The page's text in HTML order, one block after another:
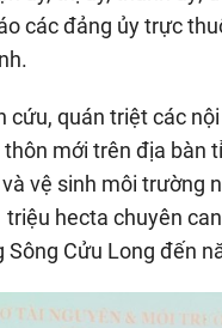
các đảng ủy trực
quán triệt các
mới trên địa bàn
vệ sinh môi trường
hecta chuyên
Cửu Long đến